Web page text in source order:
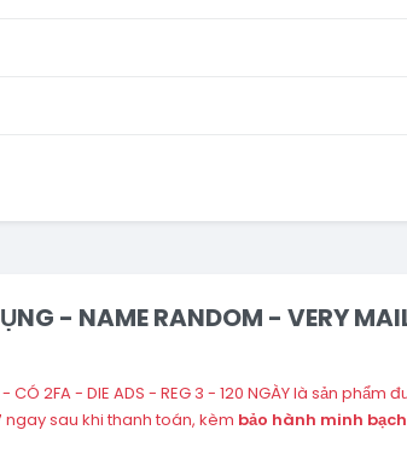
- NAME RANDOM - VERY
- CÓ 2FA - DIE ADS - REG 3 - 120 NGÀY là sản
ngay sau khi thanh toán, kèm bảo hành minh bạch